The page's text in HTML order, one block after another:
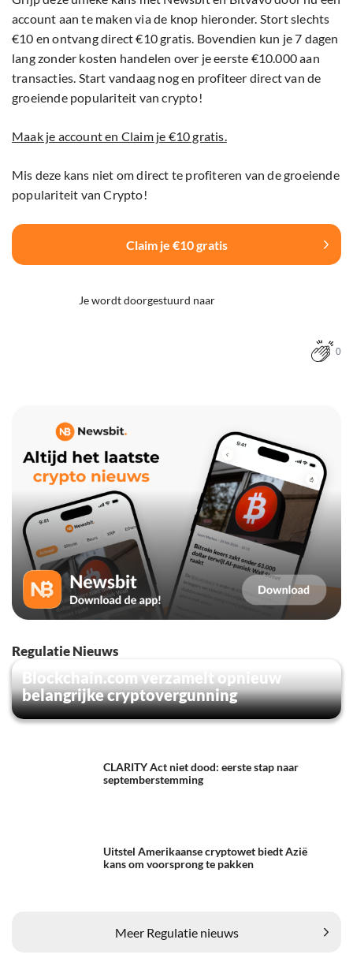
account aan te maken via de knop hieronder. Stort slechts
€10 en ontvang direct €10 gratis. Bovendien kun je 7 dagen
lang zonder kosten handelen over je eerste €10.000 aan
transacties. Start vandaag nog en profiteer direct van de
groeiende populariteit van crypto!
Maak je account en Claim je €10 gratis.
Mis deze kans niet om direct te profiteren van de groeiende
populariteit van Crypto!
Claim je €10 gratis
Je wordt doorgestuurd naar
0
Regulatie Nieuws
Blockchain.com verzamelt opnieuw
belangrijke cryptovergunning
CLARITY Act niet dood: eerste stap naar
septemberstemming
Uitstel Amerikaanse cryptowet biedt Azië
kans om voorsprong te pakken
Meer Regulatie nieuws